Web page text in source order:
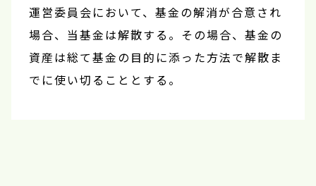
運営委員会において、基金の解消が合意され
場合、当基金は解散する。その場合、基金の
資産は総て基金の目的に添った方法で解散ま
でに使い切ることとする。